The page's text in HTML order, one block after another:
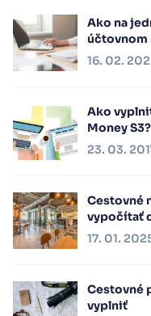
Ako na
účtovnom
16. 02.
Ako
Money S3?
23. 03.
Cestovné
vypočítať
17. 01.
Cestovné
vyplniť